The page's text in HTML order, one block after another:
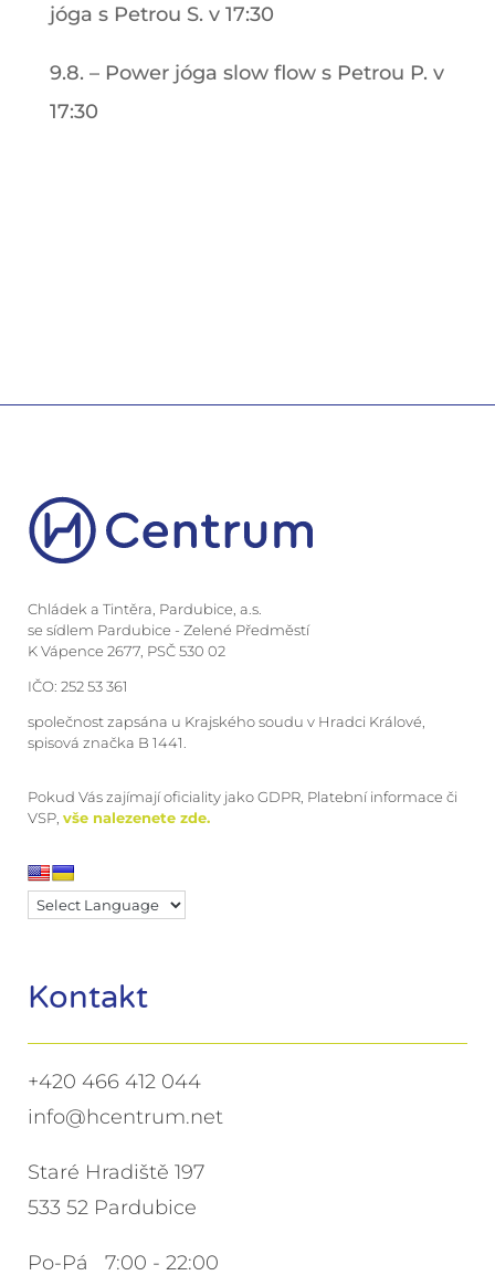
jóga s Petrou S. v 17:30
9.8. – Power jóga slow flow s Petrou P. v
17:30
Chládek a Tintěra, Pardubice, a.s.
se sídlem Pardubice - Zelené Předměstí
K Vápence 2677, PSČ 530 02
IČO: 252 53 361
společnost zapsána u Krajského soudu v Hradci Králové,
spisová značka B 1441.
Pokud Vás zajímají oficiality jako GDPR, Platební informace či
VSP, vše nalezenete zde.
Kontakt
+420 466 412 044
info@hcentrum.net
Staré Hradiště 197
533 52 Pardubice
Po-Pá 7:00 - 22:00